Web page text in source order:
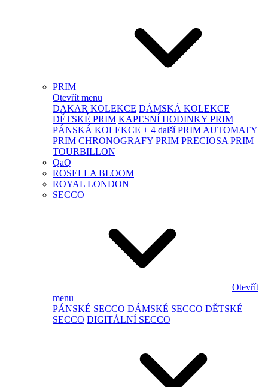
PRIM
Otevřít menu
DAKAR KOLEKCE DÁMSKÁ KOLEKCE
DĚTSKÉ PRIM KAPESNÍ HODINKY PRIM
PÁNSKÁ KOLEKCE + 4 další PRIM AUTOMATY
PRIM CHRONOGRAFY PRIM PRECIOSA PRIM
TOURBILLON
QaQ
ROSELLA BLOOM
ROYAL LONDON
SECCO
Otevřít
menu
PÁNSKÉ SECCO DÁMSKÉ SECCO DĚTSKÉ
SECCO DIGITÁLNÍ SECCO